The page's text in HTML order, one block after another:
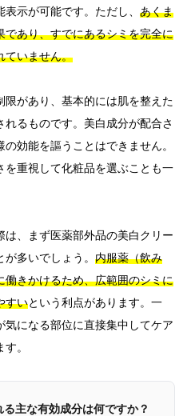
示が可能です。ただし、 あくま
あり、すでにあるシミを完全に
ていません。
があり、基本的には肌を整えた
れるものです。美白成分が配合さ
効能を謳うことはできません。
を重視して化粧品を選ぶことも一
、まず医薬部外品の美白クリー
多いでしょう。 内服薬（飲み
きかけるため、広範囲のシミに
すいという利点があります。一
になる部位に直接集中してケア
。
主な有効成分は何ですか？